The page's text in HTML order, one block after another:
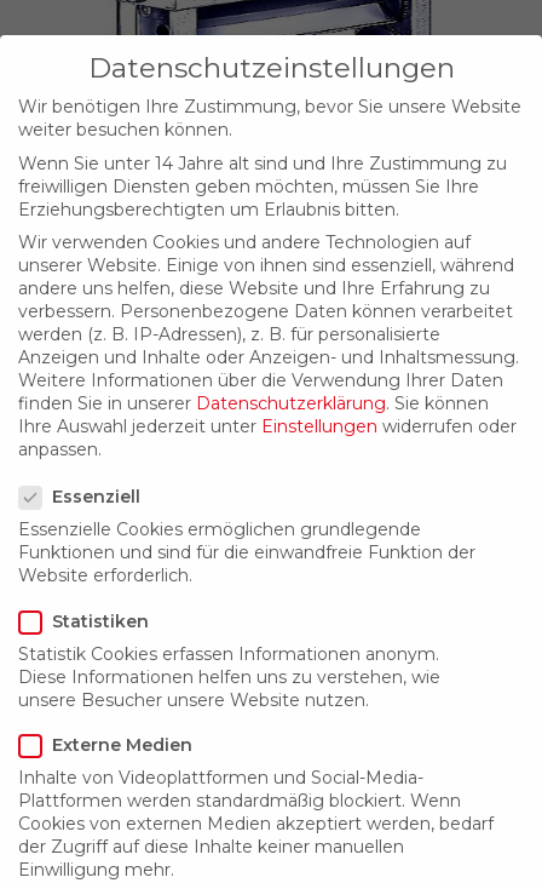
Jalousieklappe JKA 20
Datenschutzeinstellungen
Wir benötigen Ihre Zustimmung, bevor Sie unsere Website
weiter besuchen können.
Wenn Sie unter 14 Jahre alt sind und Ihre Zustimmung zu
freiwilligen Diensten geben möchten, müssen Sie Ihre
Erziehungsberechtigten um Erlaubnis bitten.
Wir verwenden Cookies und andere Technologien auf
unserer Website. Einige von ihnen sind essenziell, während
andere uns helfen, diese Website und Ihre Erfahrung zu
verbessern. Personenbezogene Daten können verarbeitet
werden (z. B. IP-Adressen), z. B. für personalisierte
Anzeigen und Inhalte oder Anzeigen- und Inhaltsmessung.
Weitere Informationen über die Verwendung Ihrer Daten
finden Sie in unserer Datenschutzerklärung. Sie können
Ihre Auswahl jederzeit unter Einstellungen widerrufen oder
anpassen.
Essenziell
Essenzielle Cookies ermöglichen grundlegende
Funktionen und sind für die einwandfreie Funktion der
Website erforderlich.
Statistiken
Statistik Cookies erfassen Informationen anonym.
Diese Informationen helfen uns zu verstehen, wie
unsere Besucher unsere Website nutzen.
Externe Medien
Inhalte von Videoplattformen und Social-Media-
Plattformen werden standardmäßig blockiert. Wenn
Cookies von externen Medien akzeptiert werden, bedarf
der Zugriff auf diese Inhalte keiner manuellen
Einwilligung mehr.